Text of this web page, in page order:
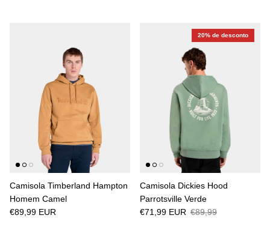
Camisola Timberland Hampton
Homem Camel
€89,99 EUR
20% de desconto
Camisola Dickies Hood
Parrotsville Verde
€71,99 EUR €89,99